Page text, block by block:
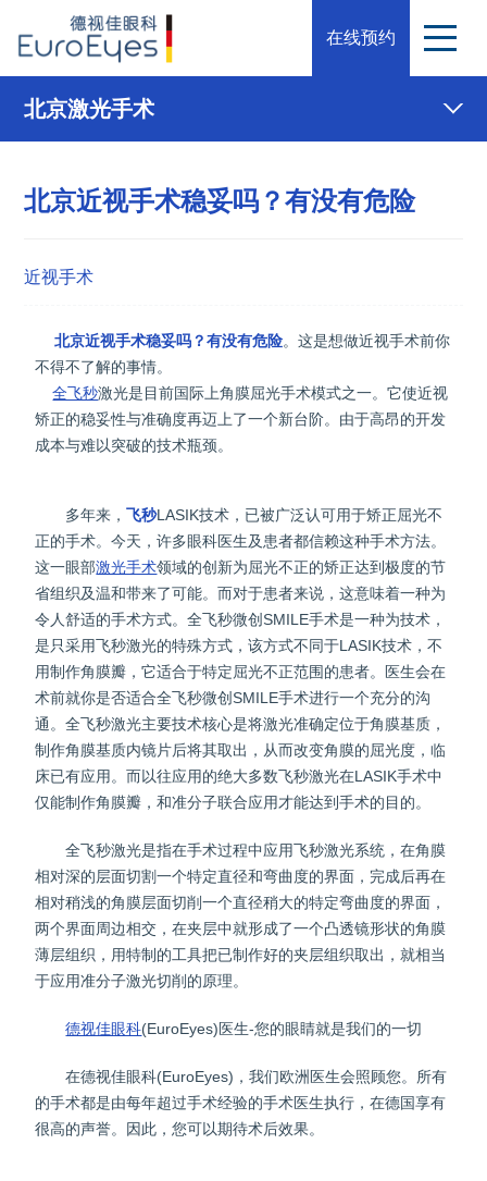
在线预约
北京激光手术
北京近视手术稳妥吗？有没有危险
近视手术
北京近视手术稳妥吗？有没有危险。这是想做近视手术前你
不得不了解的事情。
全飞秒激光是目前国际上角膜屈光手术模式之一。它使近视
矫正的稳妥性与准确度再迈上了一个新台阶。由于高昂的开发
成本与难以突破的技术瓶颈。
多年来，飞秒LASIK技术，已被广泛认可用于矫正屈光不
正的手术。今天，许多眼科医生及患者都信赖这种手术方法。
这一眼部激光手术领域的创新为屈光不正的矫正达到极度的节
省组织及温和带来了可能。而对于患者来说，这意味着一种为
令人舒适的手术方式。全飞秒微创SMILE手术是一种为技术，
是只采用飞秒激光的特殊方式，该方式不同于LASIK技术，不
用制作角膜瓣，它适合于特定屈光不正范围的患者。医生会在
术前就你是否适合全飞秒微创SMILE手术进行一个充分的沟
通。全飞秒激光主要技术核心是将激光准确定位于角膜基质，
制作角膜基质内镜片后将其取出，从而改变角膜的屈光度，临
床已有应用。而以往应用的绝大多数飞秒激光在LASIK手术中
仅能制作角膜瓣，和准分子联合应用才能达到手术的目的。
全飞秒激光是指在手术过程中应用飞秒激光系统，在角膜
相对深的层面切割一个特定直径和弯曲度的界面，完成后再在
相对稍浅的角膜层面切削一个直径稍大的特定弯曲度的界面，
两个界面周边相交，在夹层中就形成了一个凸透镜形状的角膜
薄层组织，用特制的工具把已制作好的夹层组织取出，就相当
于应用准分子激光切削的原理。
德视佳眼科(EuroEyes)医生-您的眼睛就是我们的一切
在德视佳眼科(EuroEyes)，我们欧洲医生会照顾您。所有
的手术都是由每年超过手术经验的手术医生执行，在德国享有
很高的声誉。因此，您可以期待术后效果。